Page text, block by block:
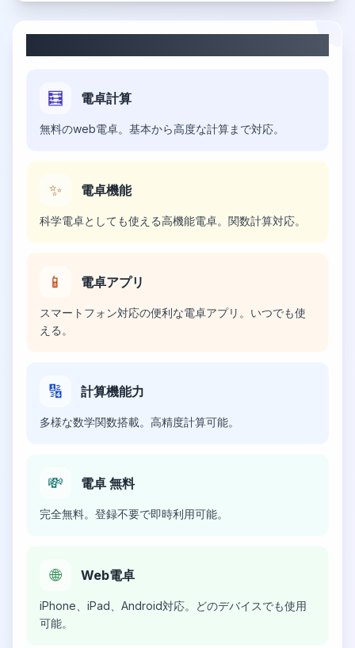
🧮 電卓計算
無料のweb電卓。基本から高度な計算まで対応。
✨ 電卓機能
科学電卓としても使える高機能電卓。関数計算対応。
📱 電卓アプリ
スマートフォン対応の便利な電卓アプリ。いつでも使
える。
🔢 計算機能力
多様な数学関数搭載。高精度計算可能。
💸 電卓 無料
完全無料。登録不要で即時利用可能。
🌐 Web電卓
iPhone、iPad、Android対応。どのデバイスでも使用
可能。